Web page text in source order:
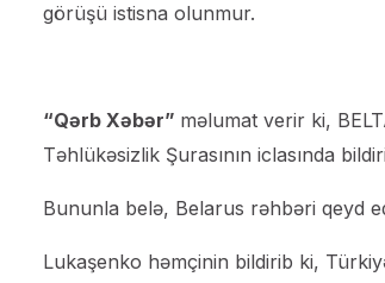
görüşü istisna olunmur.
“Qərb Xəbər” məlumat verir ki,
Təhlükəsizlik Şurasının iclasında
Bununla belə, Belarus rəhbəri qeyd
Lukaşenko həmçinin bildirib ki,